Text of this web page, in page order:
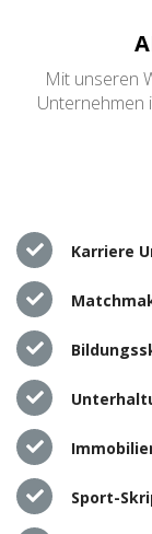
Mit unseren
Unternehmen
Karriere
Sport-